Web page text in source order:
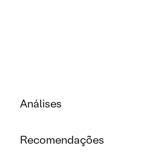
Análises
Recomendações